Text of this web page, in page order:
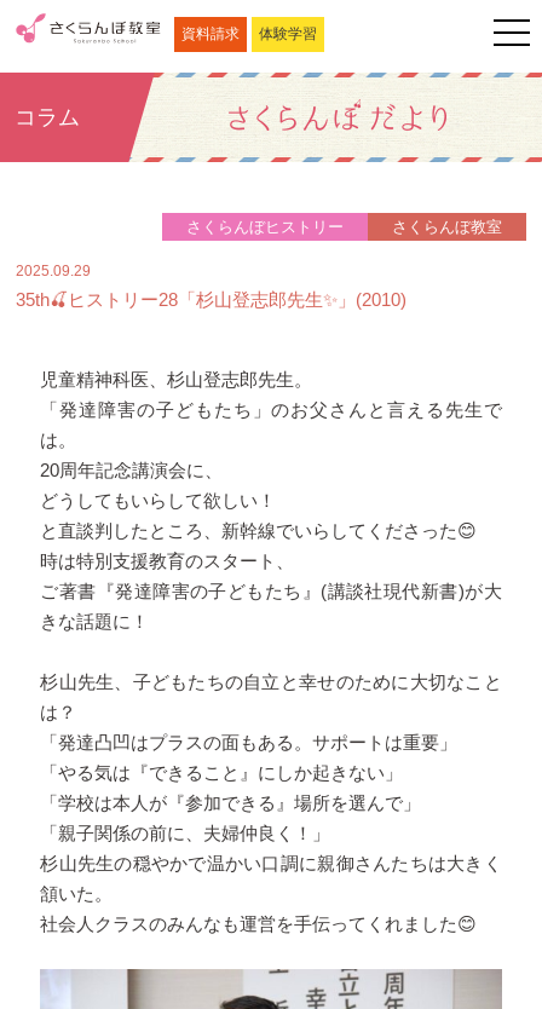
資料請求 体験学習
コラム
さくらんぼ教室
さくらんぼヒストリー
2025.09.29
35th🍒ヒストリー28「杉山登志郎先生✨」(2010)
児童精神科医、杉山登志郎先生。
「発達障害の子どもたち」のお父さんと言える先生で
は。
20周年記念講演会に、
どうしてもいらして欲しい！
と直談判したところ、新幹線でいらしてくださった😊
時は特別支援教育のスタート、
ご著書『発達障害の子どもたち』(講談社現代新書)が大
きな話題に！
杉山先生、子どもたちの自立と幸せのために大切なこと
は？
「発達凸凹はプラスの面もある。サポートは重要」
「やる気は『できること』にしか起きない」
「学校は本人が『参加できる』場所を選んで」
「親子関係の前に、夫婦仲良く！」
杉山先生の穏やかで温かい口調に親御さんたちは大きく
頷いた。
社会人クラスのみんなも運営を手伝ってくれました😊